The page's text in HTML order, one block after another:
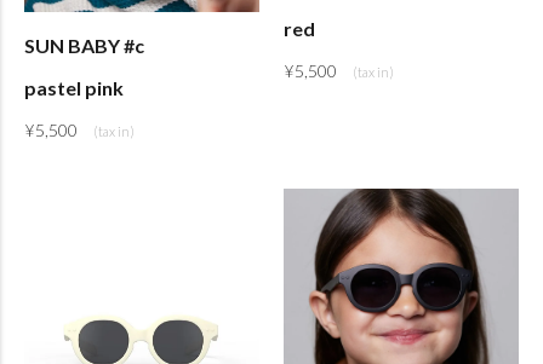
SUN BABY #c
pastel pink
¥5,500
red
¥5,500